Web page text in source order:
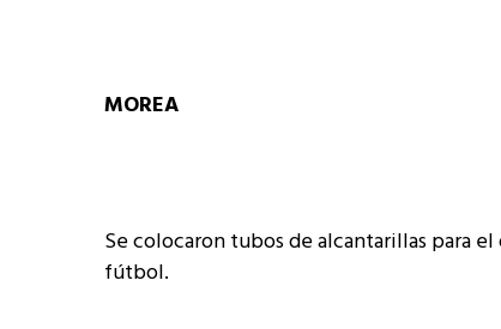
MOREA
Se colocaron tubos de alcantarillas para
fútbol.